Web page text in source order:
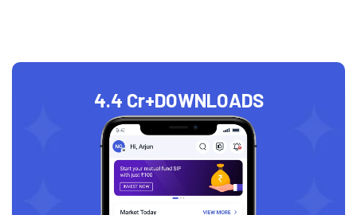
4.4 Cr+DOWNLOADS